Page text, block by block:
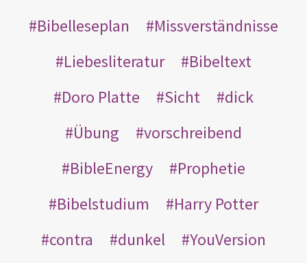
Bibelleseplan
Missverständnisse
Liebesliteratur
Bibeltext
Doro Platte
Sicht
dick
Übung
vorschreibend
BibleEnergy
Prophetie
Bibelstudium
Harry Potter
contra
dunkel
YouVersion